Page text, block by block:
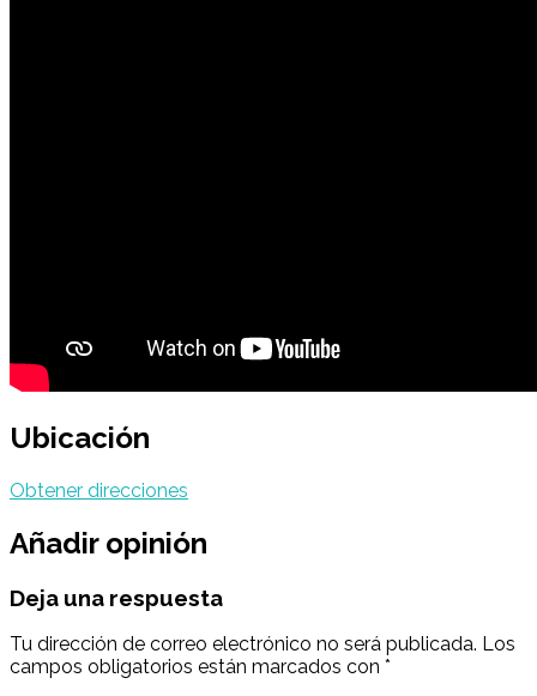
Ubicación
Obtener direcciones
Añadir opinión
Deja una respuesta
Tu dirección de correo electrónico no será publicada. Los
campos obligatorios están marcados con *